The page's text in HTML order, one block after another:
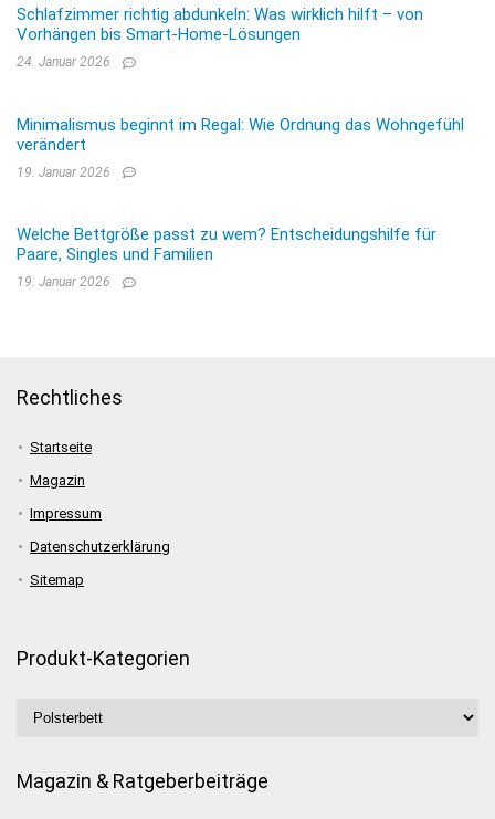
Schlafzimmer richtig abdunkeln: Was wirklich hilft – von
Vorhängen bis Smart-Home-Lösungen
24. Januar 2026
Minimalismus beginnt im Regal: Wie Ordnung das Wohngefühl
verändert
19. Januar 2026
Welche Bettgröße passt zu wem? Entscheidungshilfe für
Paare, Singles und Familien
19. Januar 2026
Rechtliches
Startseite
Magazin
Impressum
Datenschutzerklärung
Sitemap
Produkt-Kategorien
Magazin & Ratgeberbeiträge